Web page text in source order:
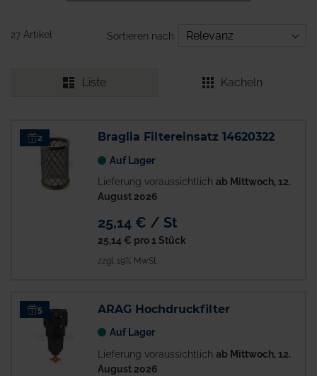
27 Artikel Sortieren nach
Liste Kacheln
2 Braglia Filtereinsatz 14620322
Auf Lager
Lieferung voraussichtlich ab Mittwoch, 12.
August 2026
25,14 € / St
25,14 € pro 1 Stück
zzgl. 19% MwSt.
5 ARAG Hochdruckfilter
Auf Lager
Lieferung voraussichtlich ab Mittwoch, 12.
August 2026